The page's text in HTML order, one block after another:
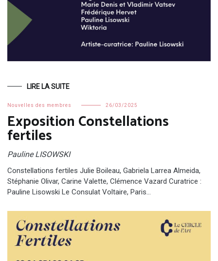
LIRE LA SUITE
Nouvelles des membres 26/03/2025
Exposition Constellations
fertiles
Pauline LISOWSKI
Constellations fertiles Julie Boileau, Gabriela Larrea Almeida,
Stéphanie Olivar, Carine Valette, Clémence Vazard Curatrice :
Pauline Lisowski Le Consulat Voltaire, Paris…